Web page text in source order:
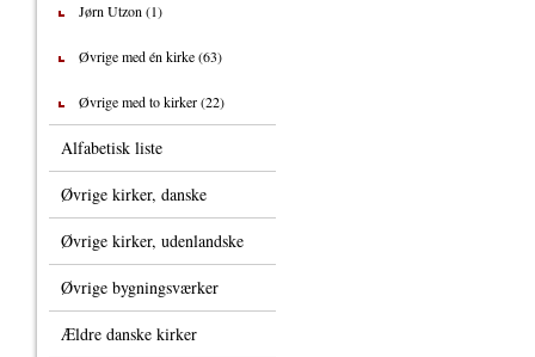
Jørn Utzon (1)
Øvrige med én kirke (63)
Øvrige med to kirker (22)
Alfabetisk liste
Øvrige kirker, danske
Øvrige kirker, udenlandske
Øvrige bygningsværker
Ældre danske kirker